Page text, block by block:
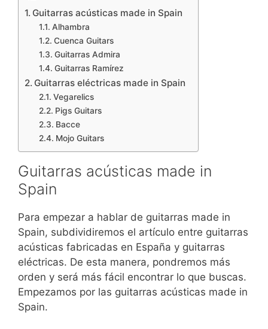
Guitarras acústicas made in Spain
Alhambra
Cuenca Guitars
Guitarras Admira
Guitarras Ramírez
Guitarras eléctricas made in Spain
Vegarelics
Pigs Guitars
Bacce
Mojo Guitars
Guitarras acústicas made in
Spain
Para empezar a hablar de guitarras made in
Spain, subdividiremos el artículo entre guitarras
acústicas fabricadas en España y guitarras
eléctricas. De esta manera, pondremos más
orden y será más fácil encontrar lo que buscas.
Empezamos por las guitarras acústicas made in
Spain.